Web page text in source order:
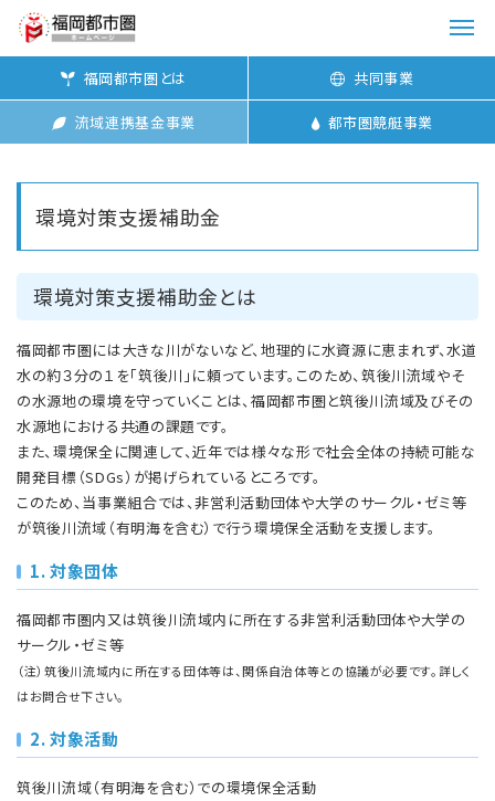
メ
を
福岡都市圏とは 共同事業
流域連携基金事業 都市圏競艇事業
環境対策支援補助金
環境対策支援補助金とは
福岡都市圏には大きな川がないなど、地理的に水資源に恵まれず、水道
水の約３分の１を「筑後川」に頼っています。このため、筑後川流域やそ
の水源地の環境を守っていくことは、福岡都市圏と筑後川流域及びその
水源地における共通の課題です。
また、環境保全に関連して、近年では様々な形で社会全体の持続可能な
開発目標（SDGs）が掲げられているところです。
このため、当事業組合では、非営利活動団体や大学のサークル・ゼミ等
が筑後川流域（有明海を含む）で行う環境保全活動を支援します。
1. 対象団体
福岡都市圏内又は筑後川流域内に所在する非営利活動団体や大学の
サークル・ゼミ等
（注）筑後川流域内に所在する団体等は、関係自治体等との協議が必要です。詳しく
はお問合せ下さい。
2. 対象活動
筑後川流域（有明海を含む）での環境保全活動